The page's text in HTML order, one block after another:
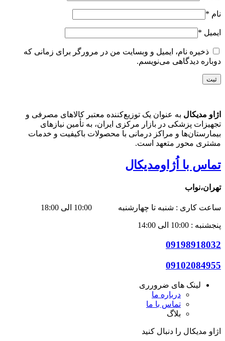
نام *
ایمیل *
ذخیره نام، ایمیل و وبسایت من در مرورگر برای زمانی که
دوباره دیدگاهی می‌نویسم.
اژاو مدیکال به عنوان یک توزیع‌کننده معتبر کالاهای مصرفی و
تجهیزات پزشکی در بازار مرکزی ایران، به تأمین نیازهای
بیمارستان‌ها و مراکز درمانی با محصولات باکیفیت و خدمات
مشتری محور متعهد است.
تماس با اُژاومدیکال
تهران،نواب
ساعت کاری : شنبه تا چهارشنبه 10:00 الی 18:00
پنجشنبه : 10:00 الی 14:00
09198918032
09102084955
لینک های ضرورری
درباره ما
تماس با ما
بلاگ
اژاو مدیکال را دنبال کنید